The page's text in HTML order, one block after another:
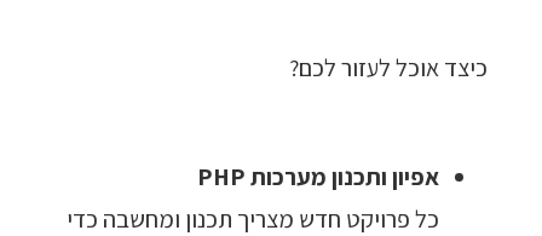
כיצד אוכל לעזור לכם?
אפיון ותכנון מערכות PHP
כל פרויקט חדש מצריך תכנון ומחשבה כדי